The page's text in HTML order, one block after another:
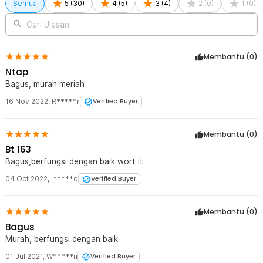
1 x Penerima Sinyal Wireless Bluetooth Receiver Mobil 3.5mm
Jack - BT-163
1 x Kabel AUX 3.5 mm
1 x Panduan Penggunaan
Semua 5 (30) 4 (5) 3 (4) 2 (0) 1 (0)
Cari Ulasan
Membantu (0)
Ntap
Bagus, murah meriah
16 Nov 2022, R*****r Verified Buyer
Membantu (0)
Bt 163
Bagus,berfungsi dengan baik wort it
04 Oct 2022, I*****o Verified Buyer
Membantu (0)
Bagus
Murah, berfungsi dengan baik
01 Jul 2021, W*****n Verified Buyer